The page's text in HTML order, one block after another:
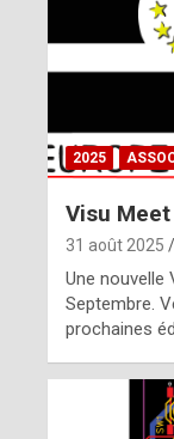
2025
Visu
31 août 2025
Une nouvelle
Septembre.
prochaines